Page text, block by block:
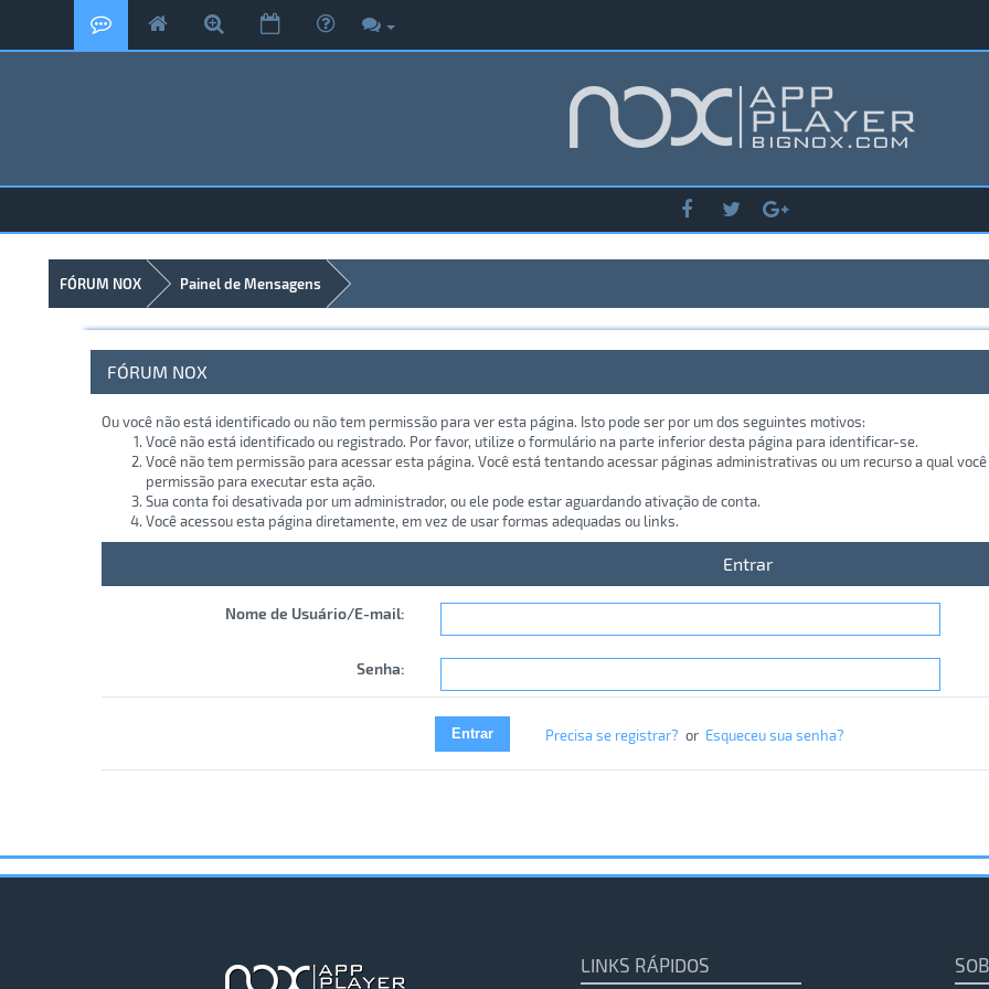
FÓRUM NOX Painel de Mensagens
FÓRUM NOX
Ou você não está identificado ou não tem permissão para ver esta página. Isto pode ser por um dos seguintes motivos:
Você não está identificado ou registrado. Por favor, utilize o formulário na parte inferior desta página para identificar-se.
Você não tem permissão para acessar esta página. Você está tentando acessar páginas administrativas ou um recurso a qual
permissão para executar esta ação.
Sua conta foi desativada por um administrador, ou ele pode estar aguardando ativação de conta.
Você acessou esta página diretamente, em vez de usar formas adequadas ou links.
Entrar
Nome de Usuário/E-mail:
Senha:
Precisa se registrar? or Esqueceu sua senha?
LINKS RÁPIDOS